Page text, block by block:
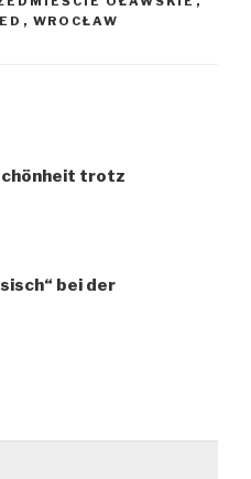
, WROCŁAW
trotz
bei der